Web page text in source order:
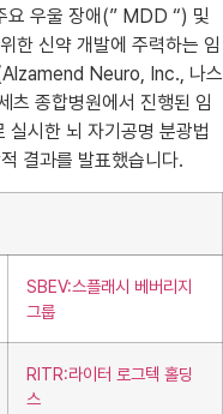
요 우울 장애(” MDD “) 및
한 신약 개발에 주력하는 임
Neuro, Inc., 나스
츠 종합병원에서 진행된 임
시한 뇌 자기공명 분광법
결과를 발표했습니다.
SBEV:스플래시 베버리지
그룹
RITR:라이터 로그텍 홀딩
스